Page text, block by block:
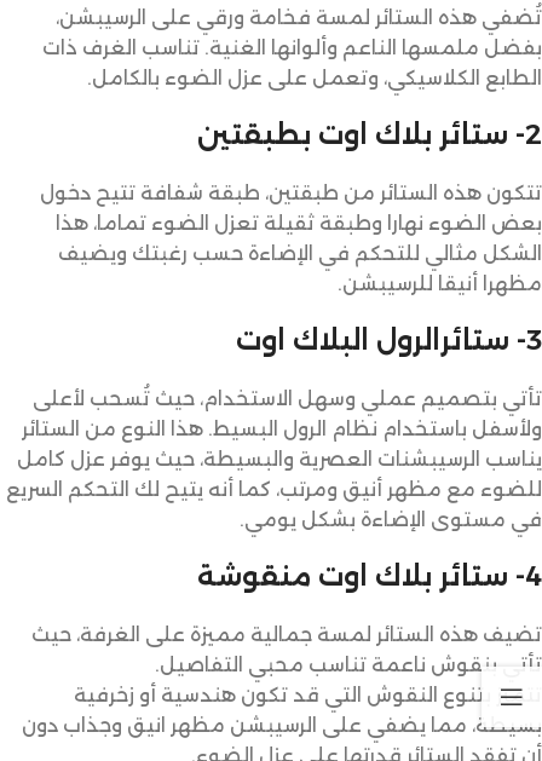
تُضفي هذه الستائر لمسة فخامة ورقي على الرسيبشن،
بفضل ملمسها الناعم وألوانها الغنية. تناسب الغرف ذات
الطابع الكلاسيكي، وتعمل على عزل الضوء بالكامل.
2- ستائر بلاك اوت بطبقتين
تتكون هذه الستائر من طبقتين، طبقة شفافة تتيح دخول
بعض الضوء نهارا وطبقة ثقيلة تعزل الضوء تماما، هذا
الشكل مثالي للتحكم في الإضاءة حسب رغبتك ويضيف
مظهرا أنيقا للرسيبشن.
3- ستائرالرول البلاك اوت
تأتي بتصميم عملي وسهل الاستخدام، حيث تُسحب لأعلى
ولأسفل باستخدام نظام الرول البسيط. هذا النوع من الستائر
يناسب الرسيبشنات العصرية والبسيطة، حيث يوفر عزل كامل
للضوء مع مظهر أنيق ومرتب، كما أنه يتيح لك التحكم السريع
في مستوى الإضاءة بشكل يومي.
4- ستائر بلاك اوت منقوشة
تضيف هذه الستائر لمسة جمالية مميزة على الغرفة، حيث
تأتي بنقوش ناعمة تناسب محبي التفاصيل.
تتميز بتنوع النقوش التي قد تكون هندسية أو زخرفية
بسيطة، مما يضفي على الرسيبشن مظهر انيق وجذاب دون
أن تفقد الستائر قدرتها على عزل الضوء.